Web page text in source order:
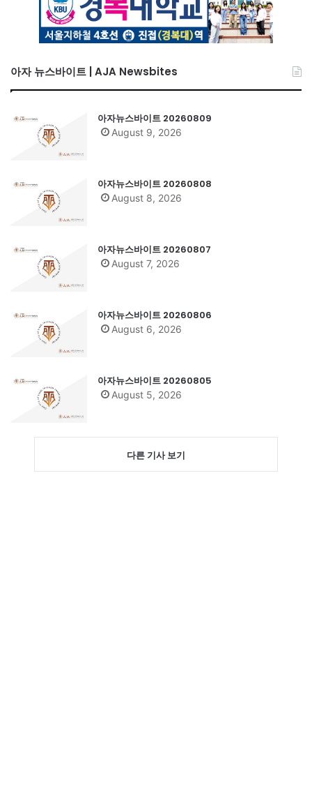
아자 뉴스바이트 | AJA Newsbites
아자뉴스바이트 20260809
August 9, 2026
아자뉴스바이트 20260808
August 8, 2026
아자뉴스바이트 20260807
August 7, 2026
아자뉴스바이트 20260806
August 6, 2026
아자뉴스바이트 20260805
August 5, 2026
다른 기사 보기